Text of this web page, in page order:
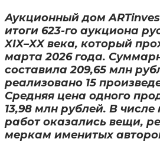
Аукционный дом
итоги 623-го аукциона
XIX–XX века, который
марта 2026 года.
составила 209,65 млн
реализовано 15
Средняя цена одного
13,98 млн рублей. В
работ оказались вещи,
меркам именитых